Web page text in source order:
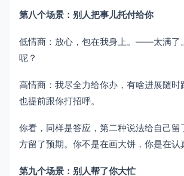
第八个场景：别人把事儿托付给你
低情商：放心，包在我身上。——太满了
呢？
高情商：我尽全力给你办，有啥进展随时
也提前跟你打招呼。
你看，同样是答应，第二种说法给自己留
方留了预期。你不是在画大饼，你是在认
第九个场景：别人帮了你大忙